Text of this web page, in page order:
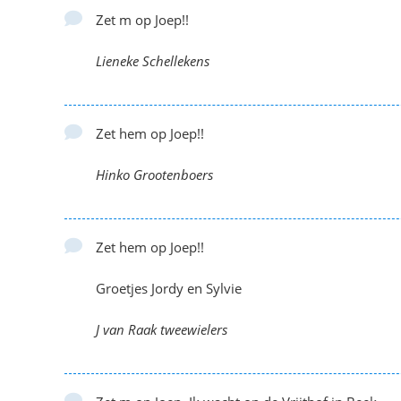
Zet m op Joep!!
Lieneke Schellekens
Zet hem op Joep!!
Hinko Grootenboers
Zet hem op Joep!!
Groetjes Jordy en Sylvie
J van Raak tweewielers